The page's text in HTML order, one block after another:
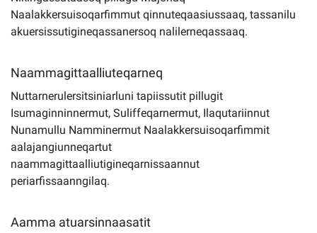
Naalakkersuisoqarfimmut qinnuteqaasiussaaq, tassanilu
akuersissutigineqassanersoq nalilerneqassaaq.
Naammagittaalliuteqarneq
Nuttarnerulersitsiniarluni tapiissutit pillugit
Isumaginninnermut, Suliffeqarnermut, Ilaqutariinnut
Nunamullu Namminermut Naalakkersuisoqarfimmit
aalajangiunneqartut
naammagittaalliutigineqarnissaannut
periarfissaanngilaq.
Aamma atuarsinnaasatit